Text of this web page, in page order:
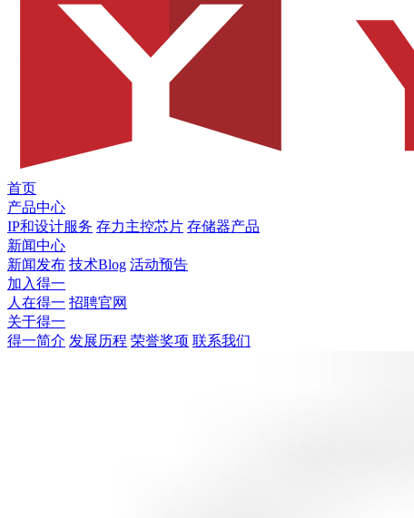
首页
产品中心
IP和设计服务 存力主控芯片 存储器产品
新闻中心
新闻发布 技术Blog 活动预告
加入得一
人在得一 招聘官网
关于得一
得一简介 发展历程 荣誉奖项 联系我们